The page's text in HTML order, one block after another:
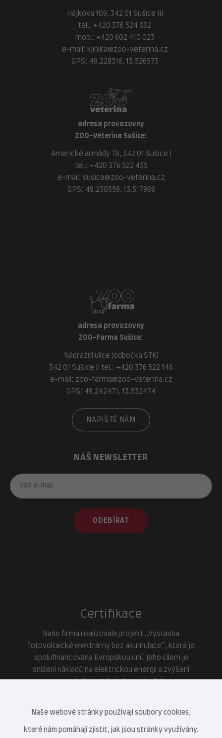
Hájkova 109, 342 01 Sušice III
tel.: +420 376 524 332
mob.: +420 602 410 023
e-mail: klinika@zoo-veterina.cz
GPS: 49.228316, 13.526573
adresa provozovny
ZOO-Veterina Sušice:
Americké armády 76, 342 01 Sušice I
tel.: +420 376 522 435
e-mail: susice@zoo-veterina.cz
GPS: 49.230558, 13.517988
adresa provozovny
ZOO-Farma Sušice:
Nádražní ulice (odbočka STK)
342 01 Sušice II tel.: +420 376 522 146
e-mail: zoo-farma@zoo-veterina.cz
GPS: 49.242471, 13.532474
NAPIŠTĚ NÁM
NÁŠ NEWSLETTER
ODEBÍRAT
Certifikace
Naše firma realizovala projekt „Výstavba
fotovoltaické elektrárny bez akumulace“, která je
spolufinancována Evropskou unií. Jeho cílem je
snížení nákladů na elektrickou energii a zvýšení
Naše webové stránky používají soubory cookies,
které nám pomáhají zjistit, jak jsou stránky využívány.